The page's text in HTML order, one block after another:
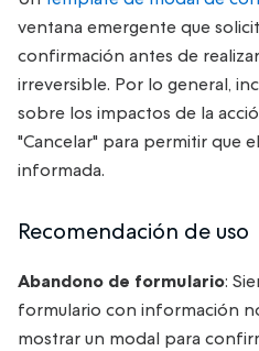
ventana emergente que
confirmación antes de
irreversible. Por lo general,
sobre los impactos de la
"Cancelar" para permitir que
informada.
Recomendación de uso
Abandono de formulario:
formulario con información
mostrar un modal para